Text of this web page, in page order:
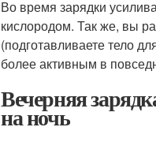
Во время зарядки
кислородом. Так же, вы
(подготавливаете тело
более активным в
Вечерняя
на ночь